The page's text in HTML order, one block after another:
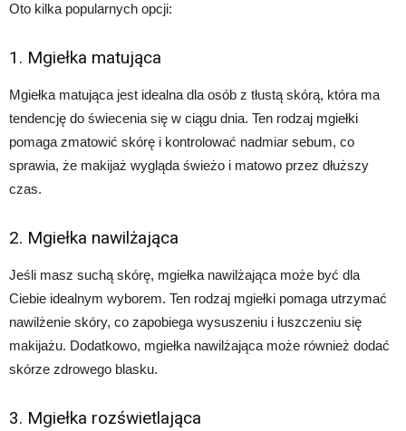
Oto kilka popularnych opcji:
1. Mgiełka matująca
Mgiełka matująca jest idealna dla osób z tłustą skórą, która ma
tendencję do świecenia się w ciągu dnia. Ten rodzaj mgiełki
pomaga zmatowić skórę i kontrolować nadmiar sebum, co
sprawia, że makijaż wygląda świeżo i matowo przez dłuższy
czas.
2. Mgiełka nawilżająca
Jeśli masz suchą skórę, mgiełka nawilżająca może być dla
Ciebie idealnym wyborem. Ten rodzaj mgiełki pomaga utrzymać
nawilżenie skóry, co zapobiega wysuszeniu i łuszczeniu się
makijażu. Dodatkowo, mgiełka nawilżająca może również dodać
skórze zdrowego blasku.
3. Mgiełka rozświetlająca